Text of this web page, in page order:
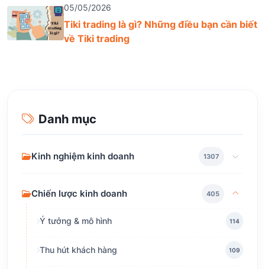
05/05/2026
Tiki trading là gì? Những điều bạn cần biết
về Tiki trading
Danh mục
Kinh nghiệm kinh doanh 1307
Chiến lược kinh doanh 405
Ý tưởng & mô hình 114
Thu hút khách hàng 109